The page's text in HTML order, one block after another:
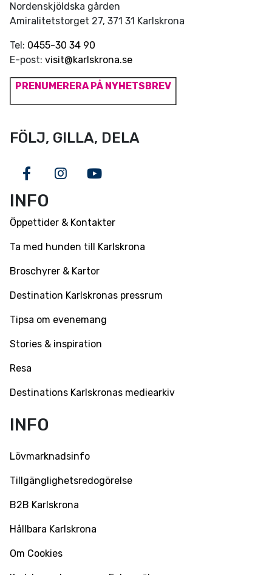
Nordenskjöldska gården
Amiralitetstorget 27, 371 31 Karlskrona
Tel: 0455-30 34 90
E-post: visit@karlskrona.se
PRENUMERERA PÅ NYHETSBREV
FÖLJ, GILLA, DELA
FacebookInstagram
Youtube
INFO
Öppettider & Kontakter
Ta med hunden till Karlskrona
Broschyrer & Kartor
Destination Karlskronas pressrum
Tipsa om evenemang
Stories & inspiration
Resa
Destinations Karlskronas mediearkiv
INFO
Lövmarknadsinfo
Tillgänglighetsredogörelse
B2B Karlskrona
Hållbara Karlskrona
Om Cookies